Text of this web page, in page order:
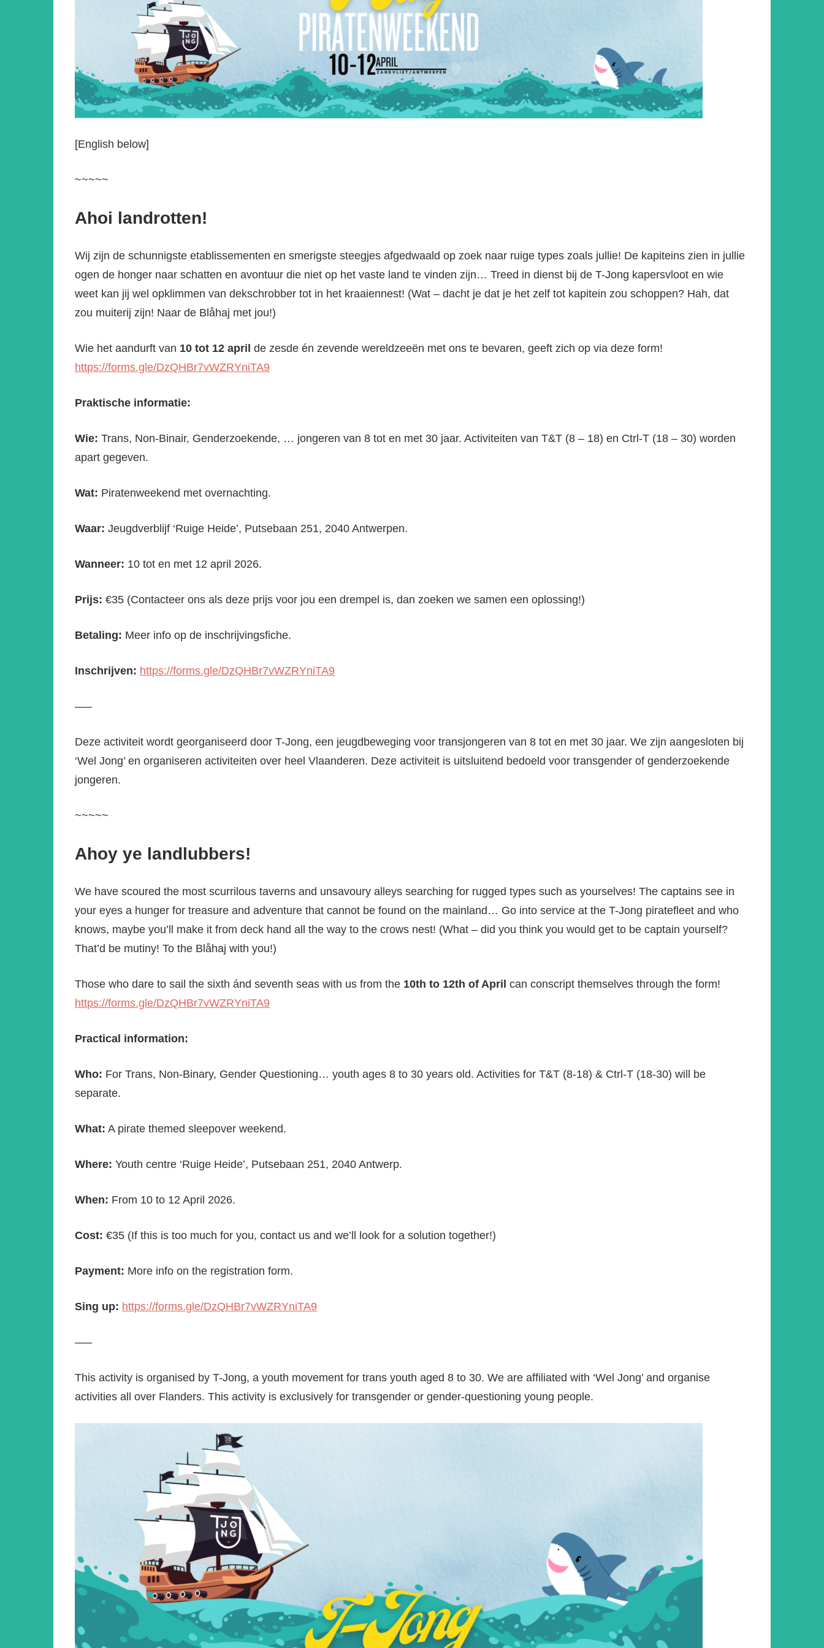
[English below]
~~~~~
Ahoi landrotten!
Wij zijn de schunnigste etablissementen en smerigste steegjes afgedwaald op zoek naar ruige types zoals jullie! De kapiteins zien in jullie
ogen de honger naar schatten en avontuur die niet op het vaste land te vinden zijn… Treed in dienst bij de T-Jong kapersvloot en wie
weet kan jij wel opklimmen van dekschrobber tot in het kraaiennest! (Wat – dacht je dat je het zelf tot kapitein zou schoppen? Hah, dat
zou muiterij zijn! Naar de Blåhaj met jou!)
Wie het aandurft van 10 tot 12 april de zesde én zevende wereldzeeën met ons te bevaren, geeft zich op via deze form!
https://forms.gle/DzQHBr7vWZRYniTA9
Praktische informatie:
Wie: Trans, Non-Binair, Genderzoekende, … jongeren van 8 tot en met 30 jaar. Activiteiten van T&T (8 – 18) en Ctrl-T (18 – 30) worden
apart gegeven.
Wat: Piratenweekend met overnachting.
Waar: Jeugdverblijf ‘Ruige Heide’, Putsebaan 251, 2040 Antwerpen.
Wanneer: 10 tot en met 12 april 2026.
Prijs: €35 (Contacteer ons als deze prijs voor jou een drempel is, dan zoeken we samen een oplossing!)
Betaling: Meer info op de inschrijvingsfiche.
Inschrijven: https://forms.gle/DzQHBr7vWZRYniTA9
—–
Deze activiteit wordt georganiseerd door T-Jong, een jeugdbeweging voor transjongeren van 8 tot en met 30 jaar. We zijn aangesloten bij
‘Wel Jong’ en organiseren activiteiten over heel Vlaanderen. Deze activiteit is uitsluitend bedoeld voor transgender of genderzoekende
jongeren.
~~~~~
Ahoy ye landlubbers!
We have scoured the most scurrilous taverns and unsavoury alleys searching for rugged types such as yourselves! The captains see in
your eyes a hunger for treasure and adventure that cannot be found on the mainland… Go into service at the T-Jong piratefleet and who
knows, maybe you’ll make it from deck hand all the way to the crows nest! (What – did you think you would get to be captain yourself?
That’d be mutiny! To the Blåhaj with you!)
Those who dare to sail the sixth ánd seventh seas with us from the 10th to 12th of April can conscript themselves through the form!
https://forms.gle/DzQHBr7vWZRYniTA9
Practical information:
Who: For Trans, Non-Binary, Gender Questioning… youth ages 8 to 30 years old. Activities for T&T (8-18) & Ctrl-T (18-30) will be
separate.
What: A pirate themed sleepover weekend.
Where: Youth centre ‘Ruige Heide’, Putsebaan 251, 2040 Antwerp.
When: From 10 to 12 April 2026.
Cost: €35 (If this is too much for you, contact us and we’ll look for a solution together!)
Payment: More info on the registration form.
Sing up: https://forms.gle/DzQHBr7vWZRYniTA9
—–
This activity is organised by T-Jong, a youth movement for trans youth aged 8 to 30. We are affiliated with ‘Wel Jong’ and organise
activities all over Flanders. This activity is exclusively for transgender or gender-questioning young people.